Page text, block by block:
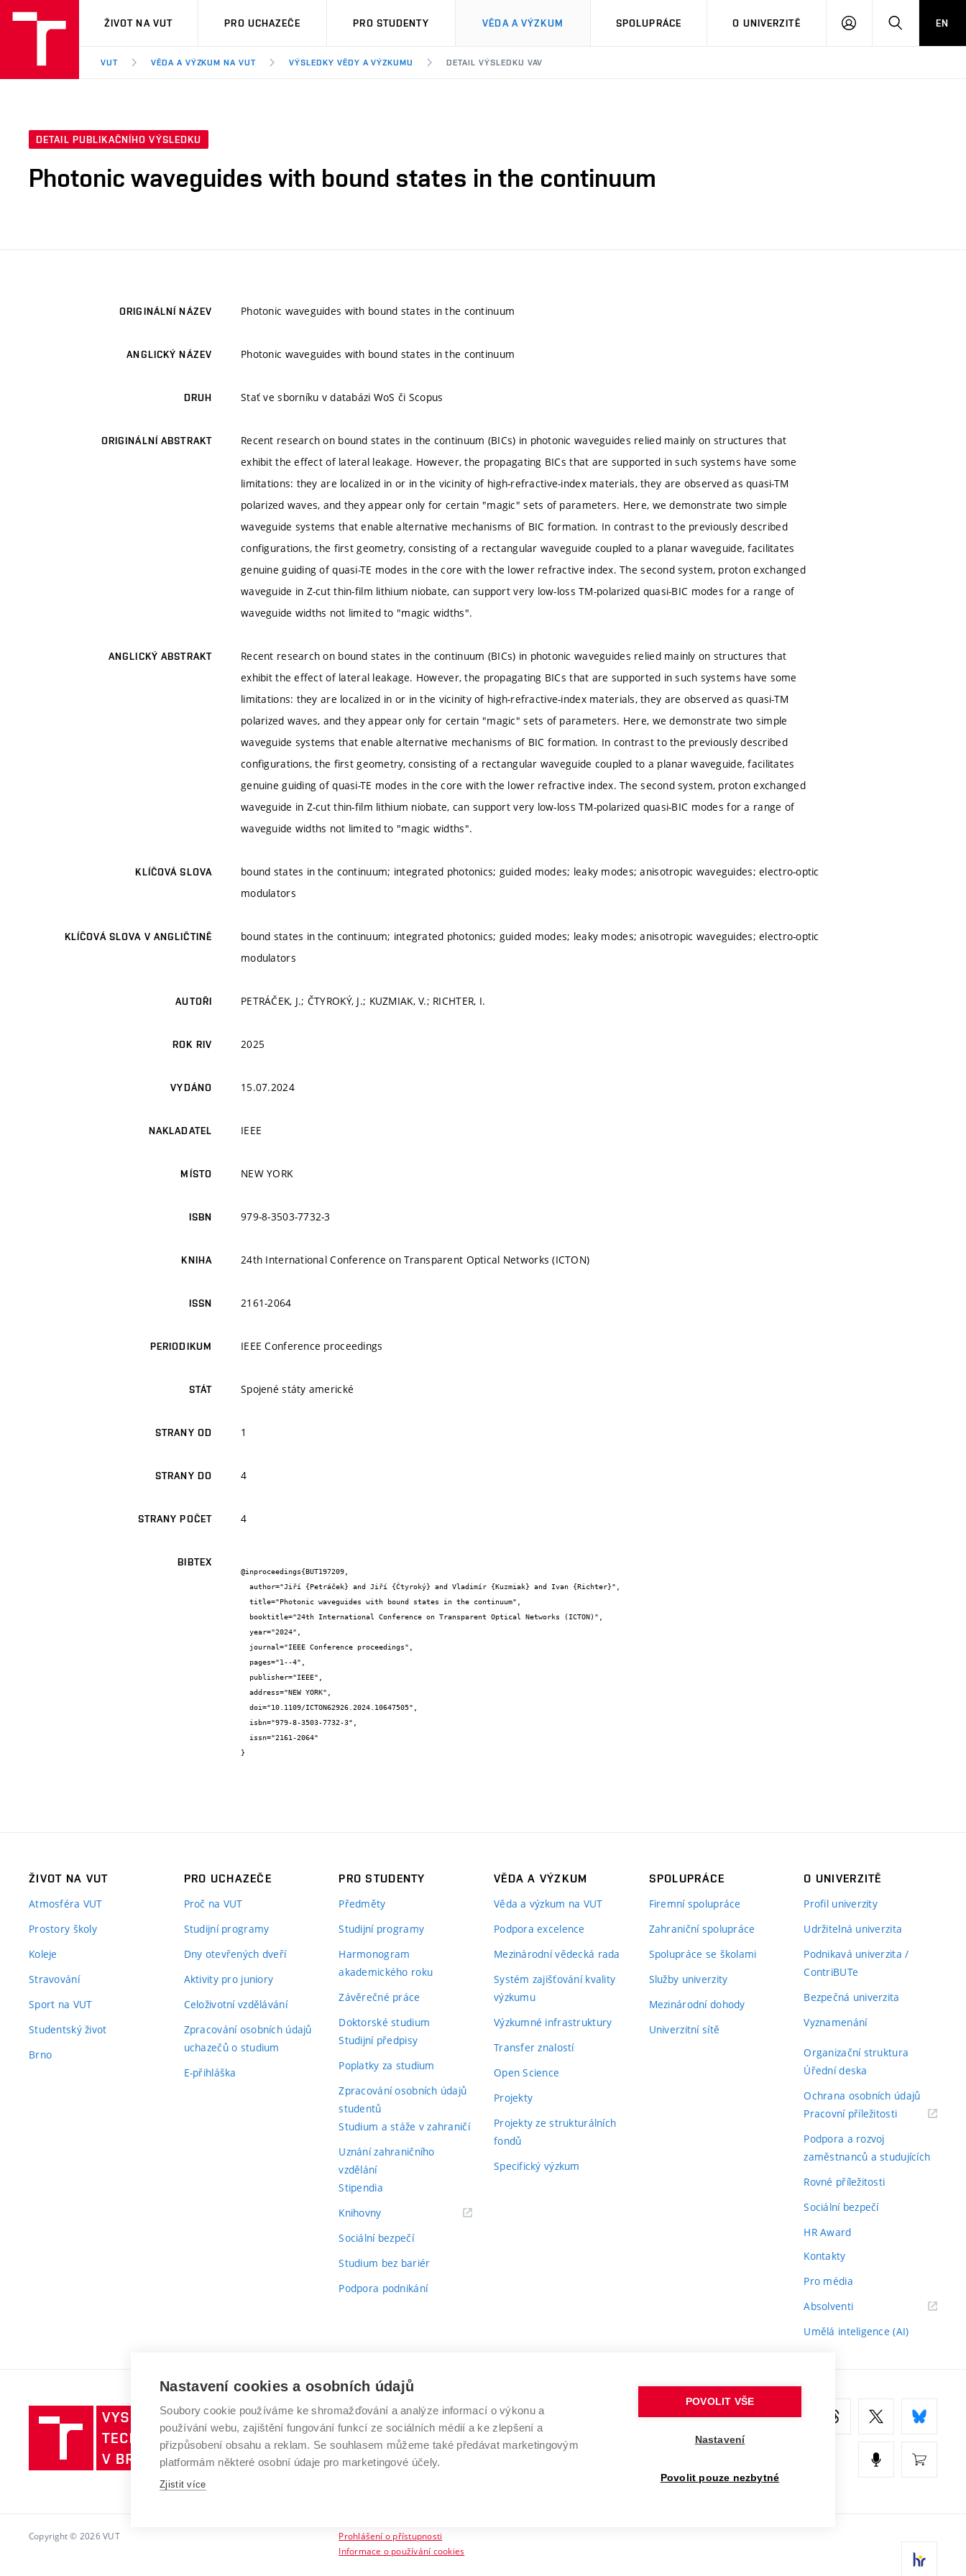
VUT
ŽIVOT NA VUT PRO UCHAZEČE PRO STUDENTY VĚDA A VÝZKUM SPOLUPRÁCE O UNIVERZITĚ
PŘIHLÁSIT HLEDATEN
VUT VĚDA A VÝZKUM NA VUT VÝSLEDKY VĚDY A VÝZKUMU DETAIL VÝSLEDKU VAV
DETAIL PUBLIKAČNÍHO VÝSLEDKU
Photonic waveguides with bound states in the continuum
ORIGINÁLNÍ NÁZEV Photonic waveguides with bound states in the continuum
ANGLICKÝ NÁZEV Photonic waveguides with bound states in the continuum
DRUH Stať ve sborníku v databázi WoS či Scopus
ORIGINÁLNÍ ABSTRAKT
Recent research on bound states in the continuum (BICs) in photonic waveguides relied mainly on structures that
exhibit the effect of lateral leakage. However, the propagating BICs that are supported in such systems have some
limitations: they are localized in or in the vicinity of high-refractive-index materials, they are observed as quasi-TM
polarized waves, and they appear only for certain "magic" sets of parameters. Here, we demonstrate two simple
waveguide systems that enable alternative mechanisms of BIC formation. In contrast to the previously described
configurations, the first geometry, consisting of a rectangular waveguide coupled to a planar waveguide, facilitates
genuine guiding of quasi-TE modes in the core with the lower refractive index. The second system, proton exchanged
waveguide in Z-cut thin-film lithium niobate, can support very low-loss TM-polarized quasi-BIC modes for a range of
waveguide widths not limited to "magic widths".
ANGLICKÝ ABSTRAKT
Recent research on bound states in the continuum (BICs) in photonic waveguides relied mainly on structures that
exhibit the effect of lateral leakage. However, the propagating BICs that are supported in such systems have some
limitations: they are localized in or in the vicinity of high-refractive-index materials, they are observed as quasi-TM
polarized waves, and they appear only for certain "magic" sets of parameters. Here, we demonstrate two simple
waveguide systems that enable alternative mechanisms of BIC formation. In contrast to the previously described
configurations, the first geometry, consisting of a rectangular waveguide coupled to a planar waveguide, facilitates
genuine guiding of quasi-TE modes in the core with the lower refractive index. The second system, proton exchanged
waveguide in Z-cut thin-film lithium niobate, can support very low-loss TM-polarized quasi-BIC modes for a range of
waveguide widths not limited to "magic widths".
KLÍČOVÁ SLOVA
bound states in the continuum; integrated photonics; guided modes; leaky modes; anisotropic waveguides; electro-optic
modulators
KLÍČOVÁ SLOVA V ANGLIČTINĚ
bound states in the continuum; integrated photonics; guided modes; leaky modes; anisotropic waveguides; electro-optic
modulators
AUTOŘI PETRÁČEK, J.; ČTYROKÝ, J.; KUZMIAK, V.; RICHTER, I.
ROK RIV 2025
VYDÁNO 15.07.2024
NAKLADATEL IEEE
MÍSTO NEW YORK
ISBN 979-8-3503-7732-3
KNIHA 24th International Conference on Transparent Optical Networks (ICTON)
ISSN 2161-2064
PERIODIKUM IEEE Conference proceedings
STÁT Spojené státy americké
STRANY OD 1
STRANY DO 4
STRANY POČET 4
BIBTEX
@inproceedings{BUT197209,
}
ŽIVOT NA VUT
Atmosféra VUT
Prostory školy
Koleje
Stravování
Sport na VUT
Studentský život
Brno
PRO UCHAZEČE
Proč na VUT
Studijní programy
Dny otevřených dveří
Aktivity pro juniory
Celoživotní vzdělávání
Zpracování osobních údajů
uchazečů o studium
E-přihláška
PRO STUDENTY
Předměty
Studijní programy
Harmonogram
akademického roku
Závěrečné práce
Doktorské studium
Studijní předpisy
Poplatky za studium
Zpracování osobních údajů
studentů
Studium a stáže v zahraničí
Uznání zahraničního
vzdělání
Stipendia
Knihovny(externí
Sociální bezpečí
Studium bez bariér
Podpora podnikání
VĚDA A VÝZKUM
Věda a výzkum na VUT
Podpora excelence
Mezinárodní vědecká rada
Systém zajišťování kvality
výzkumu
Výzkumné infrastruktury
Transfer znalostí
Open Science
Projekty
Projekty ze strukturálních
fondů
Specifický výzkum
SPOLUPRÁCE
Firemní spolupráce
Zahraniční spolupráce
Spolupráce se školami
Služby univerzity
Mezinárodní dohody
Univerzitní sítě
O UNIVERZITĚ
Profil univerzity
Udržitelná univerzita
Podnikavá univerzita /
ContriBUTe
Bezpečná univerzita
Vyznamenání
Organizační struktura
Úřední deska
Ochrana osobních údajů
Pracovní příležitosti(externí
Podpora a rozvoj
zaměstnanců a studujících
Rovné příležitosti
Sociální bezpečí
HR Award
Kontakty
Pro média
Absolventi(externí
Umělá inteligence (AI)
Vysoké
učení
technické
v
VYSOKÉ UČENÍ TECHNICKÉ V BRNĚ
Antonínská 548/1
602 00 Brno
www.vut.cz
Copyright © 2026 VUT
Prohlášení o přístupnosti
Informace o používání cookies
Nastavení cookies a osobních údajů
Soubory cookie používáme ke shromažďování a analýze informací o výkonu a
používání webu, zajištění fungování funkcí ze sociálních médií a ke zlepšení a
přizpůsobení obsahu a reklam. Se souhlasem můžeme také předávat marketingovým
platformám některé osobní údaje pro marketingové účely.
Zjistit více
POVOLIT VŠE
Nastavení
Povolit pouze nezbytné